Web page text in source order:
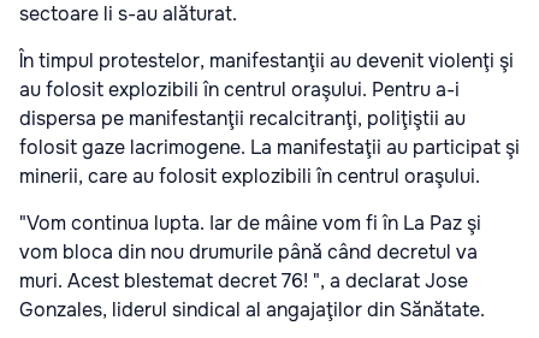
sectoare li s-au alăturat.
În timpul protestelor, manifestanţii au devenit violenţi şi
au folosit explozibili în centrul oraşului. Pentru a-i
dispersa pe manifestanţii recalcitranţi, poliţiştii au
folosit gaze lacrimogene. La manifestaţii au participat şi
minerii, care au folosit explozibili în centrul oraşului.
"Vom continua lupta. Iar de mâine vom fi în La Paz şi
vom bloca din nou drumurile până când decretul va
muri. Acest blestemat decret 76! ", a declarat Jose
Gonzales, liderul sindical al angajaţilor din Sănătate.